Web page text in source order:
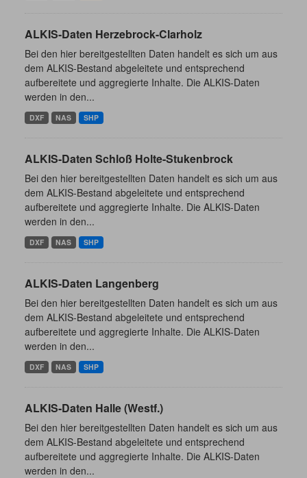
ALKIS-Daten Herzebrock-Clarholz
Bei den hier bereitgestellten Daten handelt es sich um aus
dem ALKIS-Bestand abgeleitete und entsprechend
aufbereitete und aggregierte Inhalte. Die ALKIS-Daten
werden in den...
DXF NAS SHP
ALKIS-Daten Schloß Holte-Stukenbrock
Bei den hier bereitgestellten Daten handelt es sich um aus
dem ALKIS-Bestand abgeleitete und entsprechend
aufbereitete und aggregierte Inhalte. Die ALKIS-Daten
werden in den...
DXF NAS SHP
ALKIS-Daten Langenberg
Bei den hier bereitgestellten Daten handelt es sich um aus
dem ALKIS-Bestand abgeleitete und entsprechend
aufbereitete und aggregierte Inhalte. Die ALKIS-Daten
werden in den...
DXF NAS SHP
ALKIS-Daten Halle (Westf.)
Bei den hier bereitgestellten Daten handelt es sich um aus
dem ALKIS-Bestand abgeleitete und entsprechend
aufbereitete und aggregierte Inhalte. Die ALKIS-Daten
werden in den...